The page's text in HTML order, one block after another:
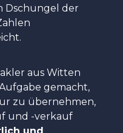
Dschungel der
aus Witten
gemacht,
zu übernehmen,
und -verkauf